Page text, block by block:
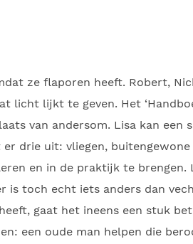
ze flaporen heeft. Robert,
licht lijkt te geven. Het
van andersom. Lisa kan
drie uit: vliegen,
en in de praktijk te
is toch echt iets anders dan
gaat het ineens een stuk
een oude man helpen die